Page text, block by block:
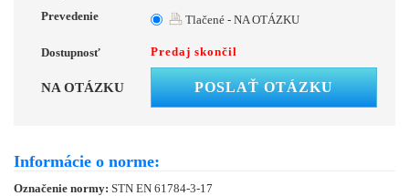
Prevedenie
Tlačené - NA OTÁZKU
Dostupnosť Predaj skončil
NA OTÁZKU POSLAŤ OTÁZKU
Informácie o norme:
Označenie normy: STN EN 61784-3-17